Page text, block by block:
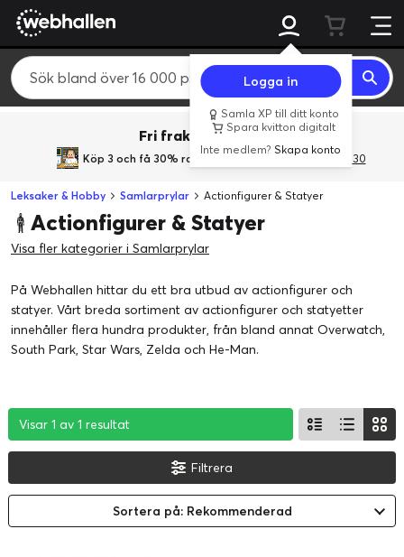
Logga in
Samla XP till ditt konto
Spara kvitton digitalt
Inte medlem?Skapa konto
Fri frakt över 800 kr.
Köp 3 och få 30% rabatt med rabattkoden 3Gives30
Leksaker & Hobby Samlarprylar Actionfigurer & Statyer
Actionfigurer & Statyer
Visa fler kategorier i Samlarprylar
På Webhallen hittar du ett bra utbud av actionfigurer och
statyer. Vårt breda sortiment av actionfigurer och statyetter
innehåller flera hundra produkter, från bland annat Overwatch,
South Park, Star Wars, Zelda och He-Man.
Visar 1 av 1 resultat
Visar 1 av 1 resultat
Visar 1 av 1 resultat
Filtrera
Sortera på: Rekommenderad